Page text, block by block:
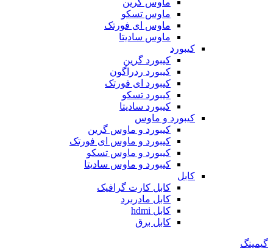
ماوس تسکو
ماوس ای فورتک
ماوس سادیتا
کیبورد
کیبورد گرین
کیبورد ردراگون
کیبورد ای فورتک
کیبورد تسکو
کیبورد سادیتا
کیبورد و ماوس
کیبورد و ماوس گرین
کیبورد و ماوس ای فورتک
کیبورد و ماوس تسکو
کیبورد و ماوس سادیتا
کابل
کابل کارت گرافیک
کابل مادربرد
کابل hdmi
کابل برق
گیمینگ